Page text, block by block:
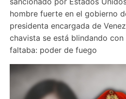
hombre fuerte en el gobierno
presidenta encargada de
chavista se está blindando